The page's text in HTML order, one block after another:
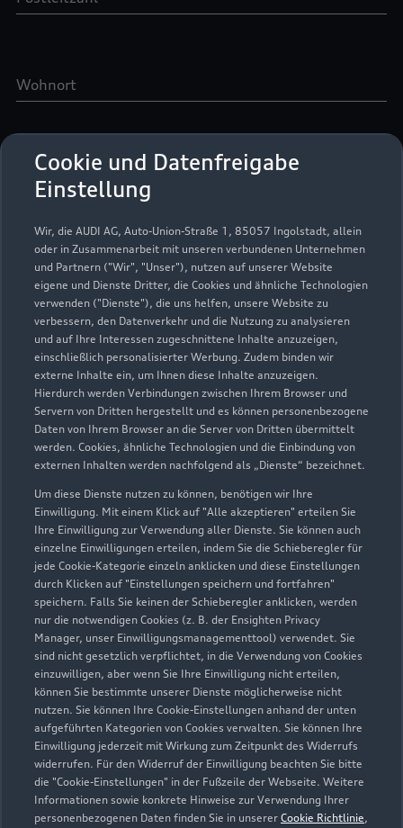
Cookie und Datenfreigabe
Einstellung
Wir, die AUDI AG, Auto-Union-Straße 1, 85057 Ingolstadt, allein
oder in Zusammenarbeit mit unseren verbundenen Unternehmen
und Partnern ("Wir", "Unser"), nutzen auf unserer Website
eigene und Dienste Dritter, die Cookies und ähnliche Technologien
verwenden ("Dienste"), die uns helfen, unsere Website zu
verbessern, den Datenverkehr und die Nutzung zu analysieren
und auf Ihre Interessen zugeschnittene Inhalte anzuzeigen,
einschließlich personalisierter Werbung. Zudem binden wir
externe Inhalte ein, um Ihnen diese Inhalte anzuzeigen.
Hierdurch werden Verbindungen zwischen Ihrem Browser und
Servern von Dritten hergestellt und es können personenbezogene
Daten von Ihrem Browser an die Server von Dritten übermittelt
werden. Cookies, ähnliche Technologien und die Einbindung von
externen Inhalten werden nachfolgend als „Dienste“ bezeichnet.
Um diese Dienste nutzen zu können, benötigen wir Ihre
Einwilligung. Mit einem Klick auf "Alle akzeptieren" erteilen Sie
Ihre Einwilligung zur Verwendung aller Dienste. Sie können auch
einzelne Einwilligungen erteilen, indem Sie die Schieberegler für
jede Cookie-Kategorie einzeln anklicken und diese Einstellungen
durch Klicken auf "Einstellungen speichern und fortfahren"
speichern. Falls Sie keinen der Schieberegler anklicken, werden
nur die notwendigen Cookies (z. B. der Ensighten Privacy
Manager, unser Einwilligungsmanagementtool) verwendet. Sie
sind nicht gesetzlich verpflichtet, in die Verwendung von Cookies
einzuwilligen, aber wenn Sie Ihre Einwilligung nicht erteilen,
können Sie bestimmte unserer Dienste möglicherweise nicht
nutzen. Sie können Ihre Cookie-Einstellungen anhand der unten
aufgeführten Kategorien von Cookies verwalten. Sie können Ihre
Einwilligung jederzeit mit Wirkung zum Zeitpunkt des Widerrufs
widerrufen. Für den Widerruf der Einwilligung beachten Sie bitte
die "Cookie-Einstellungen" in der Fußzeile der Webseite. Weitere
Informationen sowie konkrete Hinweise zur Verwendung Ihrer
personenbezogenen Daten finden Sie in unserer Cookie Richtlinie,